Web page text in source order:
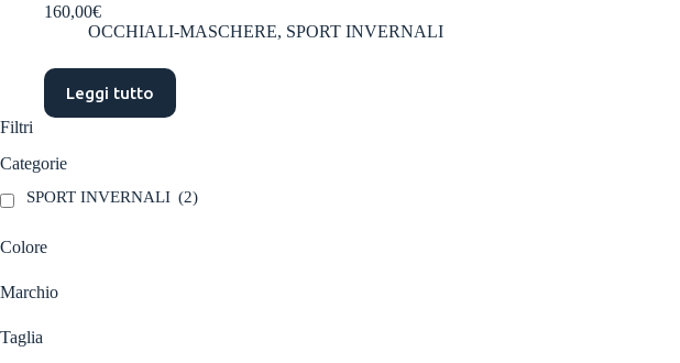
160,00€
OCCHIALI-MASCHERE, SPORT INVERNALI
Leggi tutto
Filtri
Categorie
SPORT INVERNALI (2)
Colore
Marchio
Taglia